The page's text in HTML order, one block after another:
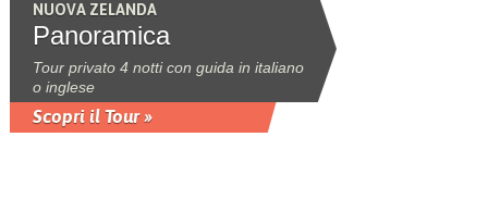
NUOVA ZELANDA
Panoramica
Tour privato 4 notti con guida in italiano
o inglese
Scopri il Tour »